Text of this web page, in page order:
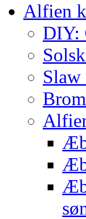
Alfien
DIY:
Slaw